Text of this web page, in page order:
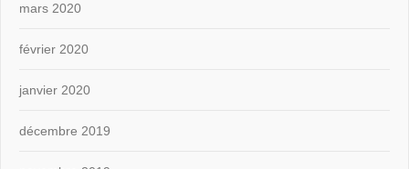
mars 2020
février 2020
janvier 2020
décembre 2019